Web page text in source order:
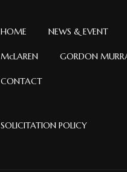
HOME NEWS & EVENT
McLAREN GORDON
CONTACT
SOLICITATION POLICY